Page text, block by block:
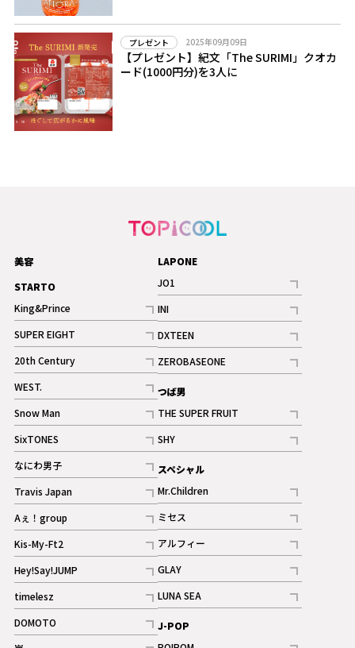
プレゼント 2025年09月09日
【プレゼント】紀文「The SURIMI」クオカ
ード(1000円分)を3人に
美容
STARTO
King&Prince
記事
SUPER EIGHT
記事
20th Century
記事
WEST.
記事
Snow Man
記事
ギャラリー
SixTONES
記事
ギャラリー
なにわ男子
記事
Travis Japan
記事
Aぇ！group
記事
Kis-My-Ft2
記事
ギャラリー
Hey!Say!JUMP
記事
timelesz
記事
DOMOTO
記事
LAPONE
JO1
記事
INI
記事
ギャラリー
DXTEEN
記事
ギャラリー
ZEROBASEONE
記事
つば男
THE SUPER FRUIT
記事
SHY
記事
スペシャル
Mr.Children
記事
ミセス
記事
アルフィー
記事
GLAY
記事
LUNA SEA
記事
J-POP